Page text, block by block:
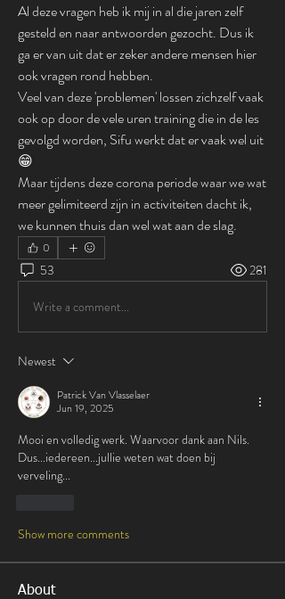
Al deze vragen heb ik mij in al die jaren zelf
gesteld en naar antwoorden gezocht. Dus ik
ga er van uit dat er zeker andere mensen hier
ook vragen rond hebben.
Veel van deze 'problemen' lossen zichzelf vaak
ook op door de vele uren training die in de les
gevolgd worden, Sifu werkt dat er vaak wel uit
😁
Maar tijdens deze corona periode waar we wat
meer gelimiteerd zijn in activiteiten dacht ik,
we kunnen thuis dan wel wat aan de slag.
0
53 281
Write a comment...
Newest
Patrick Van Vlasselaer
Jun 19, 2025
Mooi en volledig werk. Waarvoor dank aan Nils.
Dus...iedereen...jullie weten wat doen bij
verveling...
Show more comments
About